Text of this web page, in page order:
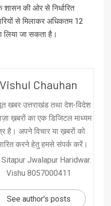
शासन की ओर से निर्धारित
से मिलाकर अधिकतम 12
लिया जा सकता है।
Vishul Chauhan
खबर उत्तराखंड तथा देश-विदेश
ख़बरों का एक डिजिटल माध्यम
है। अपने विचार या ख़बरों को
करने हेतु हमसे संपर्क करें।
Jwalapur Haridwar.
Vishu 8057000411
See author's posts